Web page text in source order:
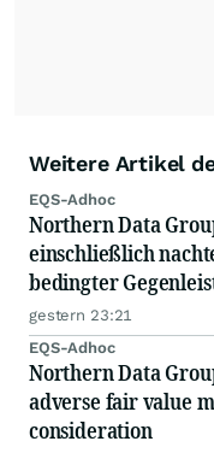
Weitere Artikel
EQS-Adhoc
Northern Data
einschließlich
bedingter
gestern 23:21
EQS-Adhoc
Northern Data
adverse fair value
consideration